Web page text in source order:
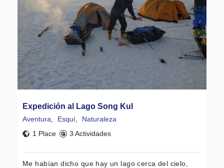
Expedición al Lago Song Kul
Aventura Esquí
Naturaleza
1 Place
3 Actividades
Me habían dicho que hay un lago cerca del cielo,